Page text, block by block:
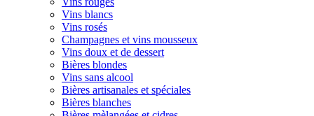
Vins blancs
Vins rosés
Champagnes et vins mousseux
Vins doux et de dessert
Bières blondes
Vins sans alcool
Bières artisanales et spéciales
Bières blanches